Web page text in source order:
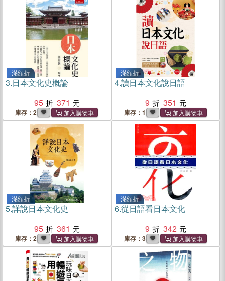
滿額折
3.日本文化史概論
95
371
庫存：2
滿額折
4.讀日本文化說日語
9
351
庫存：1
滿額折
5.詳說日本文化史
95
361
庫存：2
滿額折
6.從日語看日本文化
9
342
庫存：3